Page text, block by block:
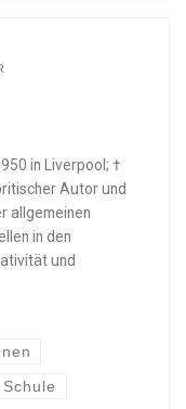
in Liverpool; †
Autor und
allgemeinen
in den
und
Schule